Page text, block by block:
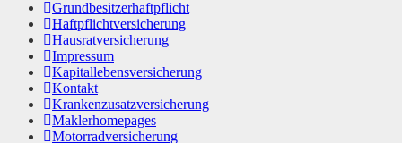
Grundbesitzerhaftpflicht
Haftpflichtversicherung
Hausratversicherung
Impressum
Kapitallebensversicherung
Kontakt
Krankenzusatzversicherung
Maklerhomepages
Motorradversicherung